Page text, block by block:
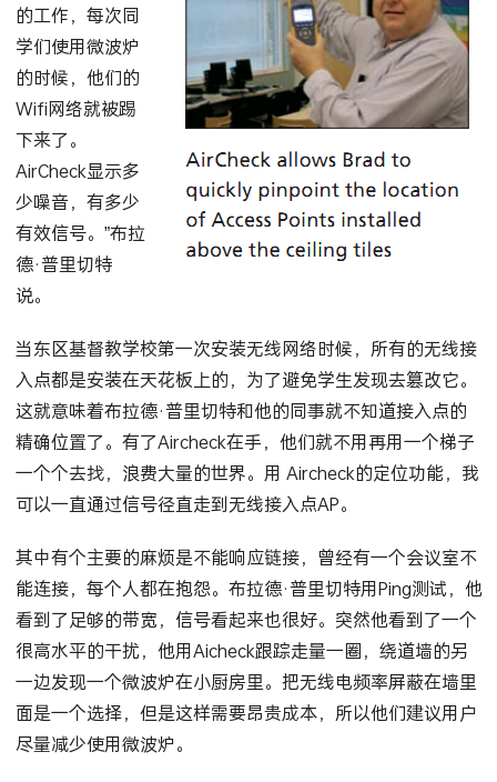
的工作，每次同
学们使用微波炉
的时候，他们的
Wifi网络就被踢
下来了。
AirCheck显示多
少噪音，有多少
有效信号。”布拉
德·普里切特
说。
当东区基督教学校第一次安装无线网络时候，所有的无线接
入点都是安装在天花板上的，为了避免学生发现去篡改它。
这就意味着布拉德·普里切特和他的同事就不知道接入点的
精确位置了。有了Aircheck在手，他们就不用再用一个梯子
一个个去找，浪费大量的世界。用 Aircheck的定位功能，我
可以一直通过信号径直走到无线接入点AP。
其中有个主要的麻烦是不能响应链接，曾经有一个会议室不
能连接，每个人都在抱怨。布拉德·普里切特用Ping测试，他
看到了足够的带宽，信号看起来也很好。突然他看到了一个
很高水平的干扰，他用Aicheck跟踪走量一圈，绕道墙的另
一边发现一个微波炉在小厨房里。把无线电频率屏蔽在墙里
面是一个选择，但是这样需要昂贵成本，所以他们建议用户
尽量减少使用微波炉。